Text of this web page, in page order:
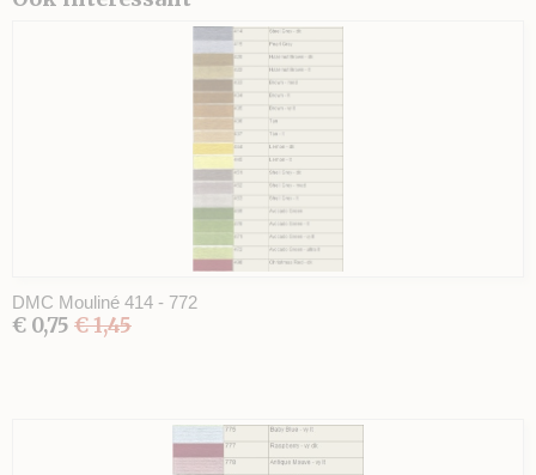
DMC Mouliné 414 - 772
€ 0,75 € 1,45